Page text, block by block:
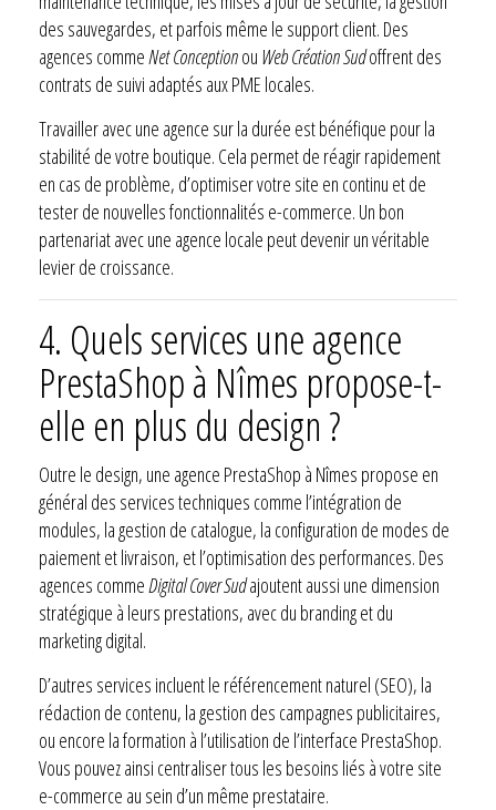
des sauvegardes, et parfois même le support client. Des
agences commeNet Conceptionou Web Création Sudoffrent des
contrats de suivi adaptés aux PME locales.
Travailler avec une agence sur la durée est bénéfique pour la
stabilité de votre boutique. Cela permet de réagir rapidement
en cas de problème, d’optimiser votre site en continu et de
tester de nouvelles fonctionnalités e-commerce. Un bon
partenariat avec une agence locale peut devenir un véritable
levier de croissance.
4. Quels services une agence
PrestaShop à Nîmes propose-t-
elle en plus du design ?
Outre le design, une agence PrestaShop à Nîmes propose en
général des services techniques comme l’intégration de
modules, la gestion de catalogue, la configuration de modes de
paiement et livraison, et l’optimisation des performances. Des
agences commeDigital Cover Sudajoutent aussi une dimension
stratégique à leurs prestations, avec du branding et du
marketing digital.
D’autres services incluent le référencement naturel (SEO), la
rédaction de contenu, la gestion des campagnes publicitaires,
ou encore la formation à l’utilisation de l’interface PrestaShop.
Vous pouvez ainsi centraliser tous les besoins liés à votre site
e-commerce au sein d’un même prestataire.